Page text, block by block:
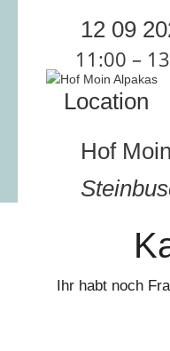
12 09
11:00 –
Location
Hof
Ihr habt noch